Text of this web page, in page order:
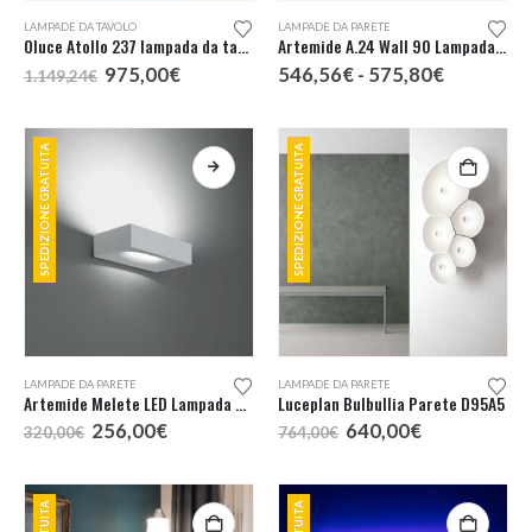
LAMPADE DA TAVOLO
Oluce Atollo 237 lampada da tavolo vetro H. 50
1.149,24€ Il
prezzo
era:
1.149,24€.
975,00€Il
è:
975,00€.
prodotto
ha
Le
opzioni
possono
essere
scelte
nella
pagina
del
LAMPADE DA PARETE
Artemide A.24 Wall 90 Lampada da Parete
546,56€ - 575,80€Fascia
da
546,56€
a
575,80€
SPEDIZIONE GRATUITA
prodotto
Le
opzioni
LAMPADE DA PARETE
Artemide Melete LED Lampada Parete
320,00€ Il
prezzo
era:
320,00€.
256,00€Il
è:
256,00€.
SPEDIZIONE GRATUITA
LAMPADE DA PARETE
Luceplan Bulbullia Parete D95A5
764,00€ Il
prezzo
era:
764,00€.
640,00€Il
è:
640,00€.